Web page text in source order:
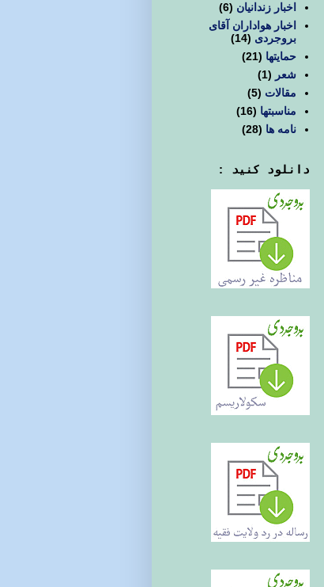
اخبار زندانیان (6)
اخبار هواداران آقای
بروجردی (14)
حمایتها (21)
شعر (1)
مقالات (5)
مناسبتها (16)
نامه ها (28)
دانلود کنید :